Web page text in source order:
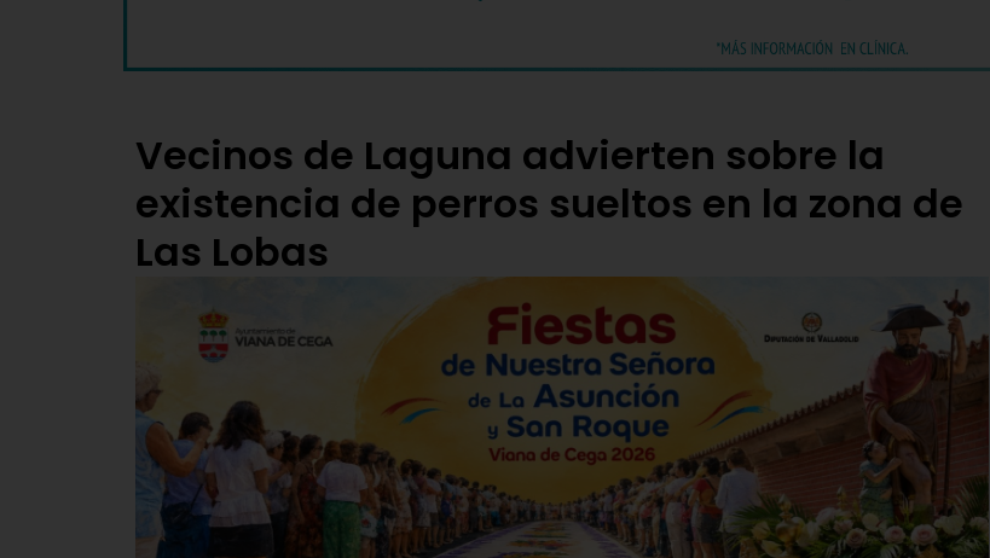
Vecinos de Laguna advierten sobre la
existencia de perros sueltos en la zona de
Las Lobas